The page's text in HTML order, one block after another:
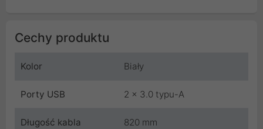
Cechy produktu
Kolor Biały
Porty USB 2 x 3.0 typu-A
Długość kabla 820 mm